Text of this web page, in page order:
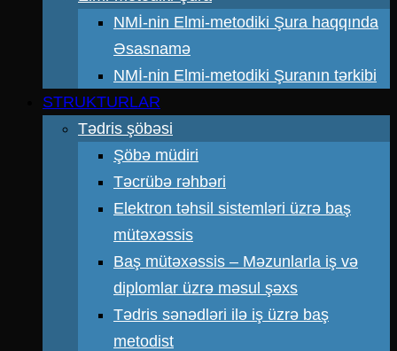
NMİ-nin Elmi-metodiki Şura haqqında
Əsasnamə
NMİ-nin Elmi-metodiki Şuranın tərkibi
STRUKTURLAR
Tədris şöbəsi
Şöbə müdiri
Təcrübə rəhbəri
Elektron təhsil sistemləri üzrə baş
mütəxəssis
Baş mütəxəssis – Məzunlarla iş və
diplomlar üzrə məsul şəxs
Tədris sənədləri ilə iş üzrə baş
metodist